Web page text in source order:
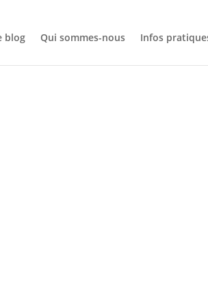
blog Qui sommes-nous Infos